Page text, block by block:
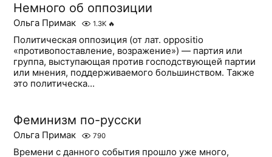
Немного об оппозиции
Ольга Примак 1.3K 🔥
Политическая оппозиция (от лат. oppositio
«противопоставление, возражение») — партия или
группа, выступающая против господствующей партии
или мнения, поддерживаемого большинством. Также
это политическа...
Феминизм по-русски
Ольга Примак 790
Времени с данного события прошло уже много,